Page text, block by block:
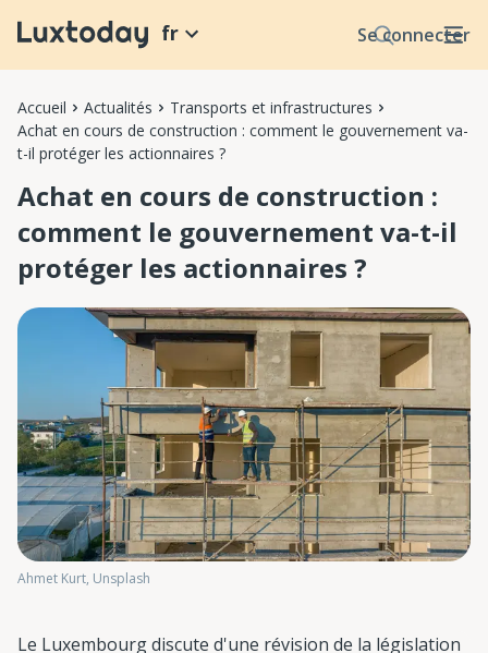
Se connecter
fr
Accueil Actualités
Transports et infrastructures
Achat en cours de construction : comment le gouvernement va-
t-il protéger les actionnaires ?
Achat en cours de construction :
comment le gouvernement va-t-il
protéger les actionnaires ?
Ahmet Kurt, Unsplash
Le Luxembourg discute d'une révision de la législation